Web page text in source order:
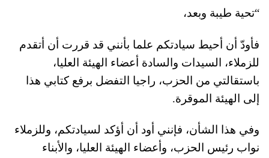
“تحية طيبة وبعد،
فأودّ أن أحيط سيادتكم علما بأنني قد قررت أن أتقدم
للزملاء، السيدات والسادة أعضاء الهيئة العليا،
باستقالتي من الحزب، راجيا التفضل برفع كتابي هذا
إلى الهيئة الموقرة.
وفي هذا الشأن، فإنني أود أن أؤكد لسيادتكم، وللزملاء
نواب رئيس الحزب، وأعضاء الهيئة العليا، والأبناء